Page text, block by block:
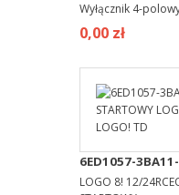
Wyłącznik 4-
0,00 zł
6ED1057-
LOGO 8! 12/